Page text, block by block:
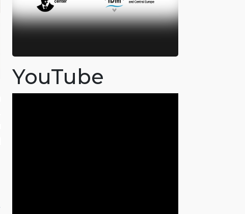
YouTube